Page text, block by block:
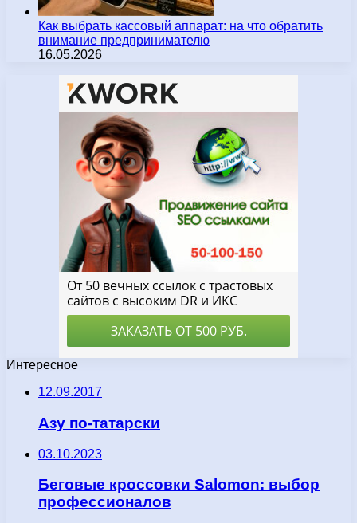
Как выбрать кассовый аппарат: на что обратить
внимание предпринимателю
16.05.2026
Интересное
12.09.2017
Азу по-татарски
03.10.2023
Беговые кроссовки Salomon: выбор
профессионалов